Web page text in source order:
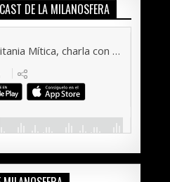
DE LA MILANOSFERA